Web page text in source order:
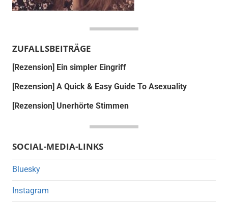
ZUFALLSBEITRÄGE
[Rezension] Ein simpler Eingriff
[Rezension] A Quick & Easy Guide To Asexuality
[Rezension] Unerhörte Stimmen
SOCIAL-MEDIA-LINKS
Bluesky
Instagram